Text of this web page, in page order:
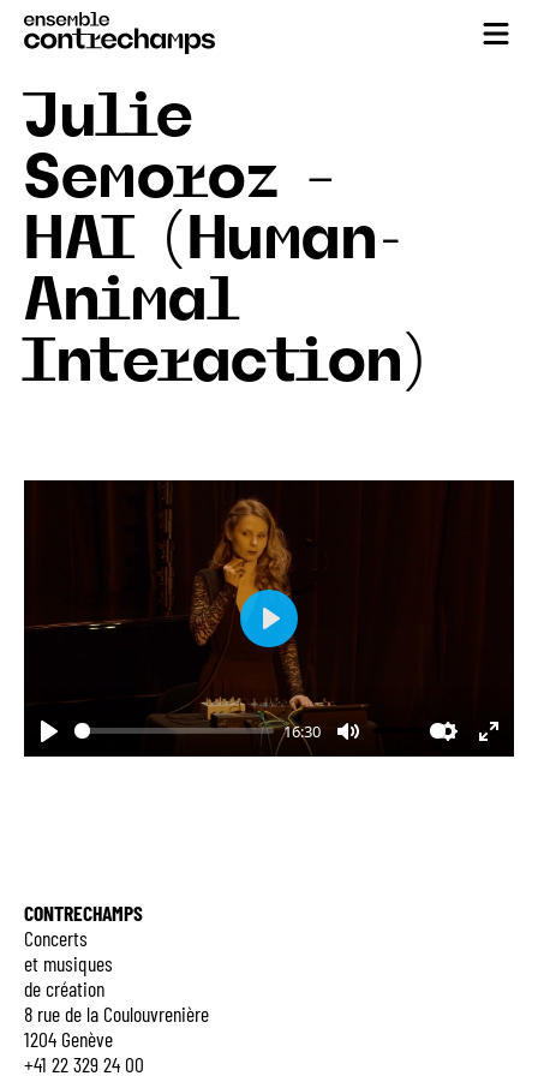
Julie
Semoroz –
HAI (Human-
Animal
Interaction)
Play
16:30
Mute Settings
Enter
Play
CONTRECHAMPS
Concerts
et musiques
de création
8 rue de la Coulouvrenière
1204 Genève
+41 22 329 24 00